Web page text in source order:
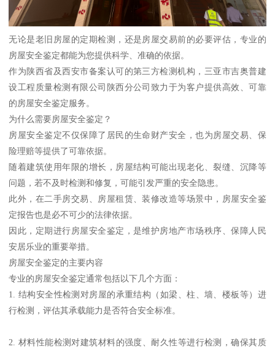
无论是老旧房屋的定期检测，还是房屋交易前的必要评估，专业的
房屋安全鉴定都能为您提供科学、准确的依据。
作为陕西省及西安市备案认可的第三方检测机构，三亚市吉奥普建
设工程质量检测有限公司陕西分公司致力于为客户提供高效、可靠
的房屋安全鉴定服务。
为什么需要房屋安全鉴定？
房屋安全鉴定不仅保障了居民的生命财产安全，也为房屋交易、保
险理赔等提供了可靠依据。
随着建筑使用年限的增长，房屋结构可能出现老化、裂缝、沉降等
问题，若不及时检测和修复，可能引发严重的安全隐患。
此外，在二手房交易、房屋租赁、装修改造等场景中，房屋安全鉴
定报告也是必不可少的法律依据。
因此，定期进行房屋安全鉴定，是维护房地产市场秩序、保障人民
安居乐业的重要举措。
房屋安全鉴定的主要内容
专业的房屋安全鉴定通常包括以下几个方面：
1. 结构安全性检测对房屋的承重结构（如梁、柱、墙、楼板等）进
行检测，评估其承载能力是否符合安全标准。
2. 材料性能检测对建筑材料的强度、耐久性等进行检测，确保其质